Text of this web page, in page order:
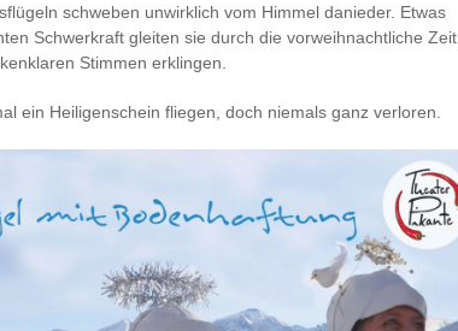
schweben unwirklich vom Himmel danieder. Etwas
Schwerkraft gleiten sie durch die vorweihnachtliche Zeit
Stimmen erklingen.
ein Heiligenschein fliegen, doch niemals ganz verloren.